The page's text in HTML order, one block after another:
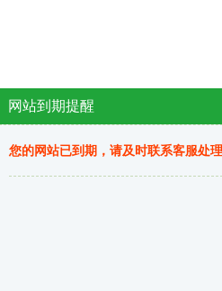
网站到期提醒
您的网站已到期，请及时联系客服处理